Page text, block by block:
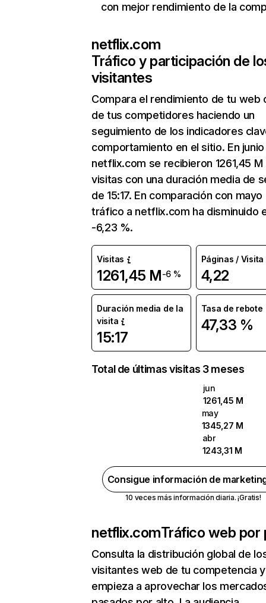
con mejor rendimiento de la
netflix.com
Tráfico y participación de
visitantes
Compara el rendimiento de tu web
de tus competidores haciendo un
seguimiento de los indicadores
comportamiento en el sitio. En junio
netflix.com se recibieron 1261,45 M
visitas con una duración media de
de 15:17. En comparación con mayo
tráfico a netflix.com ha disminuido
-6,23 %.
Visitas
1261,45 M-6 %
Páginas / Visita
4,22
Duración media de la
visita
15:17
Tasa de rebote
47,33 %
Total de últimas visitas 3 meses
jun
1261,45 M
may
1345,27 M
abr
1243,31 M
Consigue información de
10 veces más información diaria. ¡Gratis!
netflix.comTráfico web por
Consulta la distribución global de
visitantes web de tu competencia y
empieza a aprovechar los